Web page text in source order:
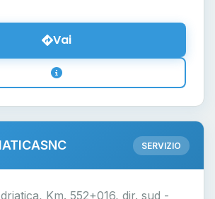
Vai
SERVIZIO
Km. 552+016, dir. sud -